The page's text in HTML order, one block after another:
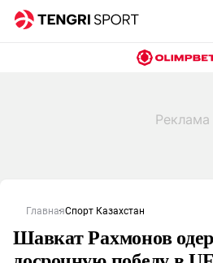
ГлавнаяСпорт Казахстан
Шавкат Рахмонов